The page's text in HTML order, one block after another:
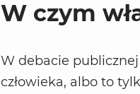
W czym
W debacie
człowieka, albo to